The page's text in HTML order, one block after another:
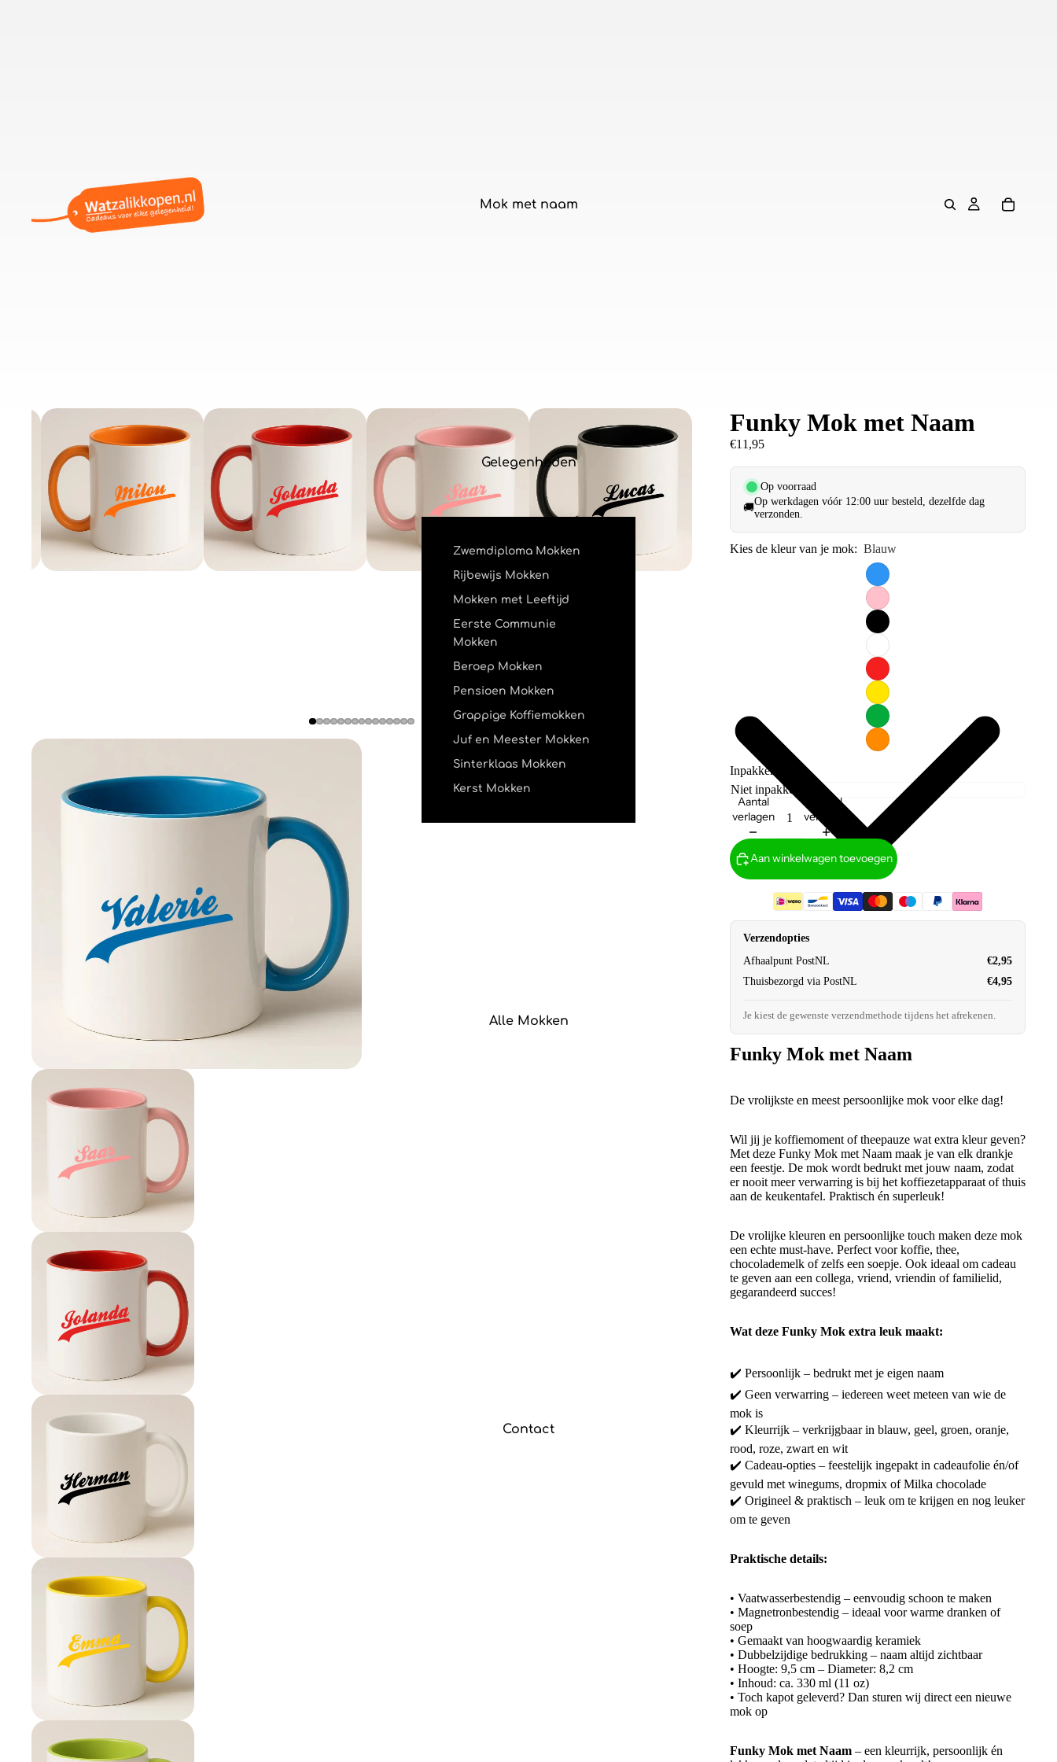
Mok met naam
Gelegenheden
Zwemdiploma Mokken
Rijbewijs Mokken
Mokken met Leeftijd
Eerste Communie
Mokken
Beroep Mokken
Pensioen Mokken
Grappige Koffiemokken
Juf en Meester Mokken
Sinterklaas Mokken
Kerst Mokken
Alle Mokken
Contact
Funky Mok met Naam
€11,95
Op voorraad
🚚
Op werkdagen vóór 12:00 uur besteld, dezelfde dag
verzonden.
Kies de kleur van je mok: Blauw
Inpakken?
Aantal
verlagen
Aantal
verhogen
Aan winkelwagen toevoegen
Verzendopties
Afhaalpunt PostNL
€2,95
Thuisbezorgd via PostNL
€4,95
Je kiest de gewenste verzendmethode tijdens het afrekenen.
Funky Mok met Naam
De vrolijkste en meest persoonlijke mok voor elke dag!
Wil jij je koffiemoment of theepauze wat extra kleur geven?
Met deze Funky Mok met Naam maak je van elk drankje
een feestje. De mok wordt bedrukt met jouw naam, zodat
er nooit meer verwarring is bij het koffiezetapparaat of thuis
aan de keukentafel. Praktisch én superleuk!
De vrolijke kleuren en persoonlijke touch maken deze mok
een echte must-have. Perfect voor koffie, thee,
chocolademelk of zelfs een soepje. Ook ideaal om cadeau
te geven aan een collega, vriend, vriendin of familielid,
gegarandeerd succes!
Wat deze Funky Mok extra leuk maakt:
✔️ Persoonlijk – bedrukt met je eigen naam
✔️ Geen verwarring – iedereen weet meteen van wie de
mok is
✔️ Kleurrijk – verkrijgbaar in blauw, geel, groen, oranje,
rood, roze, zwart en wit
✔️ Cadeau-opties – feestelijk ingepakt in cadeaufolie én/of
gevuld met winegums, dropmix of Milka chocolade
✔️ Origineel & praktisch – leuk om te krijgen en nog leuker
om te geven
Praktische details:
• Vaatwasserbestendig – eenvoudig schoon te maken
• Magnetronbestendig – ideaal voor warme dranken of
soep
• Gemaakt van hoogwaardig keramiek
• Dubbelzijdige bedrukking – naam altijd zichtbaar
• Hoogte: 9,5 cm – Diameter: 8,2 cm
• Inhoud: ca. 330 ml (11 oz)
• Toch kapot geleverd? Dan sturen wij direct een nieuwe
mok op
Funky Mok met Naam – een kleurrijk, persoonlijk én